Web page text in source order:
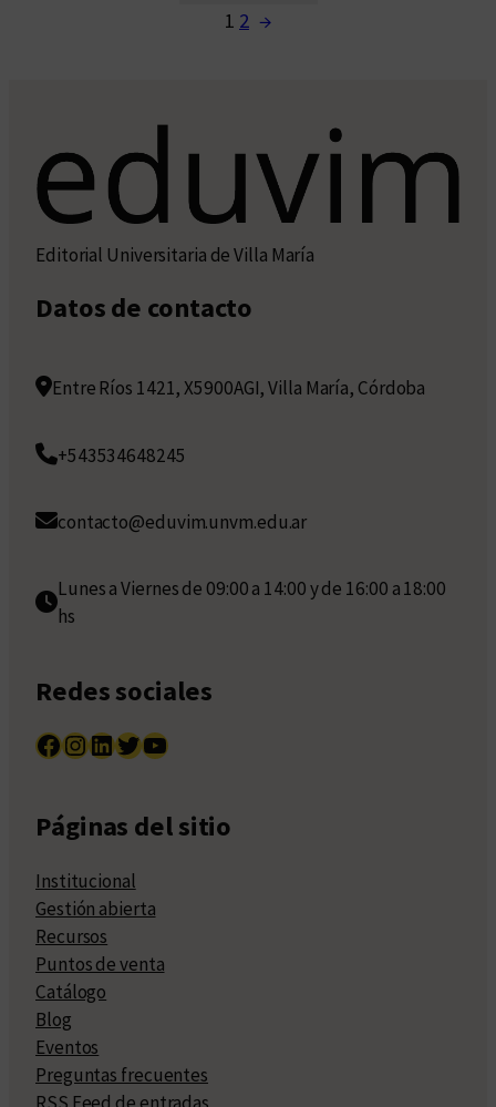
1 2 →
Editorial Universitaria de Villa María
Datos de contacto
Entre Ríos 1421, X5900AGI, Villa María, Córdoba
+543534648245
contacto@eduvim.unvm.edu.ar
Lunes a Viernes de 09:00 a 14:00 y de 16:00 a 18:00
hs
Redes sociales
Facebook InstagramLinkedIn Twitter YouTube
Páginas del sitio
Institucional
Gestión abierta
Recursos
Puntos de venta
Catálogo
Blog
Eventos
Preguntas frecuentes